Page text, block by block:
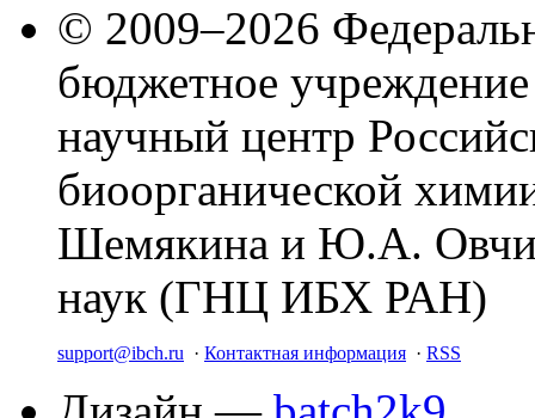
© 2009–2026
бюджетное
научный центр
биоорганической
Шемякина и Ю.А.
наук (ГНЦ ИБХ РАН)
support@ibch.ru · Контактная информация · RSS